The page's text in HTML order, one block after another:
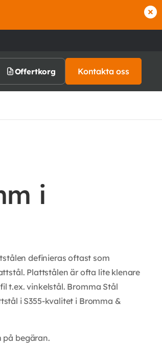
Offertkorg Kontakta oss
i
definieras oftast som
Plattstålen är ofta lite klenare
t.ex. vinkelstål. Bromma Stål
i S355-kvalitet i Bromma &
på begäran.